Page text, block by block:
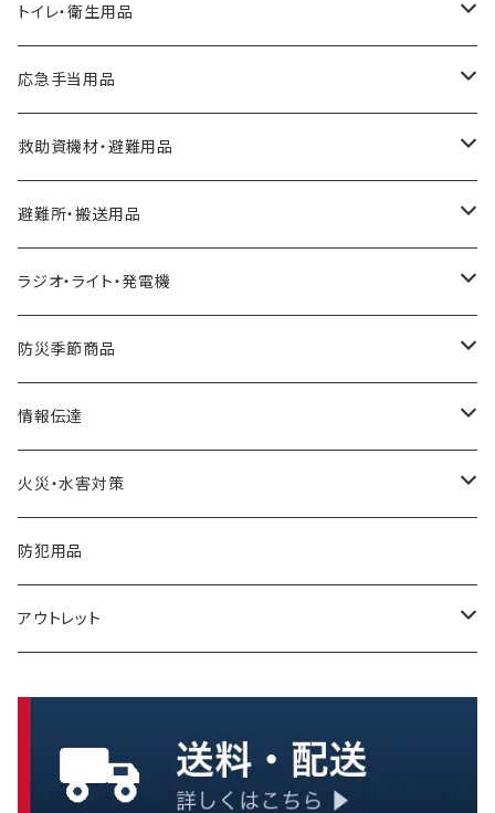
パスタ
スープ
缶詰
パン
レトルト食品
リゾット
非常食セット
一食ボックス
一食パック
インスタント麺
浄水・給水
耐震マット
転倒防止用具
ガラス飛散防止フィルム
ブレーカー遮断装置
金具・ストッパー・ワイヤー
落下防止
トイレ・衛生用品
Letito
簡易トイレ
組み立て式簡易トイレ
トイレテント
衛生用品
応急手当用品
救急セット
止血・包帯・処置用品
救助資機材・避難用品
非常持出袋
ずきん・ヘルメット
工具
避難所・搬送用品
緊急避難所
テント
リアカー・避難車
担架
簡易ベッド
ラジオ・ライト・発電機
ガソリン缶
ガソリン携行缶
発電機
充電器・電池
防災季節商品
寒さ対策
暑さ・熱中症対策
情報伝達
メモ
メガホン・拡声器
火災・水害対策
ボート
防犯用品
アウトレット